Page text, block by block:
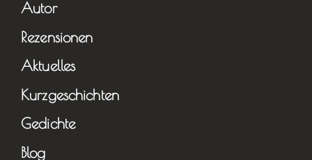
Autor
Rezensionen
Aktuelles
Kurzgeschichten
Gedichte
Blog